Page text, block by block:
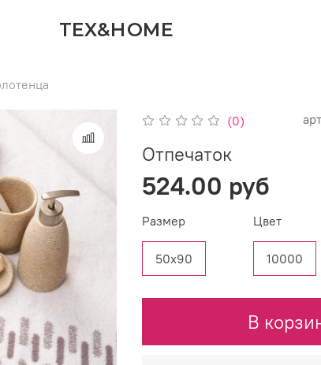
TEX&HOME
(0)
Отпечаток
524.00 руб
В
Размер
50х90
Цвет
10000